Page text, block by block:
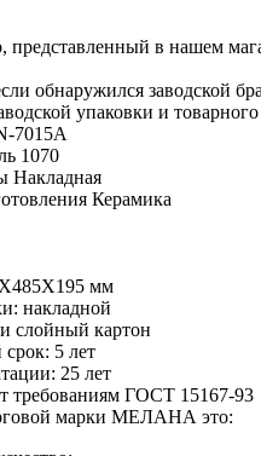
представленный в нашем
обнаружился заводской
упаковки и
7015A
1070
Накладная
Керамика
мм
накладной
слойный картон
5 лет
25 лет
требованиям ГОСТ 15167-93
марки МЕЛАНА это: